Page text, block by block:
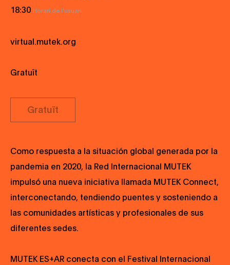
18:30 Horari de l'usuari
virtual.mutek.org
Gratuït
Gratuït
Como respuesta a la situación global generada por la
pandemia en 2020, la Red Internacional MUTEK
impulsó una nueva iniciativa llamada MUTEK Connect,
interconectando, tendiendo puentes y sosteniendo a
las comunidades artísticas y profesionales de sus
diferentes sedes.
MUTEK ES+AR conecta con el Festival Internacional